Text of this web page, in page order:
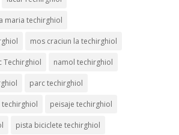
maria techirghiol
mos craciun la techirghiol
Techirghiol namol techirghiol
parc techirghiol
peisaje techirghiol
pista biciclete techirghiol